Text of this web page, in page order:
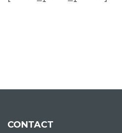
CONTACT